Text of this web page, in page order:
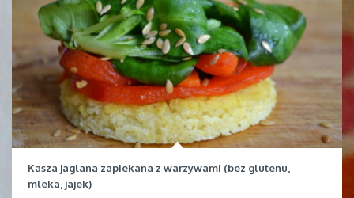
Kasza jaglana zapiekana z warzywami (bez glutenu,
mleka, jajek)